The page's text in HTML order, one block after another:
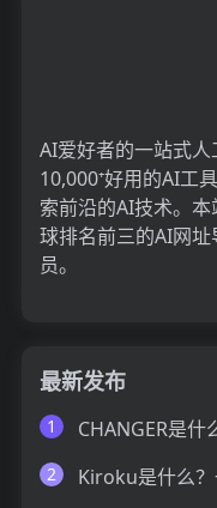
AI爱好者的一站式
10,000⁺好用的AI工
索前沿的AI技术。
球排名前三的AI网
员。
最新发布
1
2